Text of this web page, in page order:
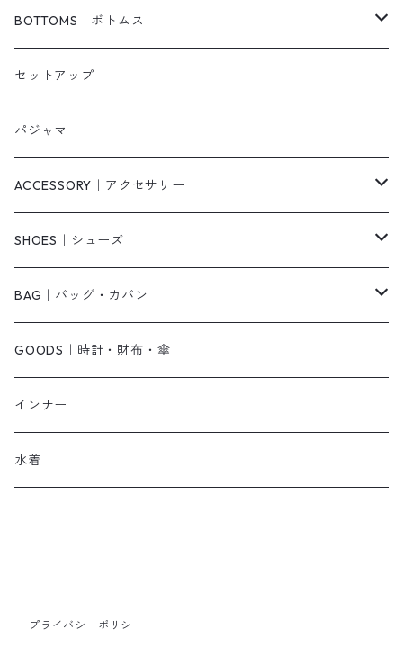
ベスト/チョッキ
タンクトップ/キャミソール
スウェット/パーカー
ニット/セーター
ベアトップ・チューブトップ
その他
コート
カーディガン
ダウンコート
その他
柄
無地
ニットワンピース
ロングワンピース
シャツワンピース
キャミワンピース
オールインワン・サロペット
ジャンパースカート
その他
BOTTOMS｜ボトムス
パンツ・デニム
ショートパンツ
スカート
その他
セットアップ
パジャマ
ACCESSORY｜アクセサリー
ピアス・リング
ネックレス
ベルト
ブレスレット
帽子
ストール・マフラー
SHOES｜シューズ
パンプス
サンダル
ショートブーツ・ブーティ
ロングブーツ
その他
BAG｜バッグ・カバン
ショルダーバッグ
ハンドバッグ
リュック
その他
GOODS｜時計・財布・傘
インナー
水着
プライバシーポリシー